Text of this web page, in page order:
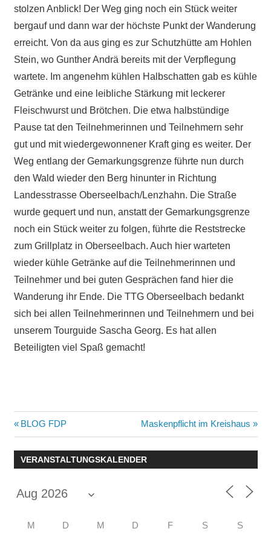
stolzen Anblick! Der Weg ging noch ein Stück weiter
bergauf und dann war der höchste Punkt der Wanderung
erreicht. Von da aus ging es zur Schutzhütte am Hohlen
Stein, wo Gunther Andrä bereits mit der Verpflegung
wartete. Im angenehm kühlen Halbschatten gab es kühle
Getränke und eine leibliche Stärkung mit leckerer
Fleischwurst und Brötchen. Die etwa halbstündige
Pause tat den Teilnehmerinnen und Teilnehmern sehr
gut und mit wiedergewonnener Kraft ging es weiter. Der
Weg entlang der Gemarkungsgrenze führte nun durch
den Wald wieder den Berg hinunter in Richtung
Landesstrasse Oberseelbach/Lenzhahn. Die Straße
wurde gequert und nun, anstatt der Gemarkungsgrenze
noch ein Stück weiter zu folgen, führte die Reststrecke
zum Grillplatz in Oberseelbach. Auch hier warteten
wieder kühle Getränke auf die Teilnehmerinnen und
Teilnehmer und bei guten Gesprächen fand hier die
Wanderung ihr Ende. Die TTG Oberseelbach bedankt
sich bei allen Teilnehmerinnen und Teilnehmern und bei
unserem Tourguide Sascha Georg. Es hat allen
Beteiligten viel Spaß gemacht!
Beitragsnavigation
Vorheriger
Beitrag:
BLOG FDP
Nächster
Beitrag:
Maskenpflicht im Kreishaus
VERANSTALTUNGSKALENDER
M D M D F S S